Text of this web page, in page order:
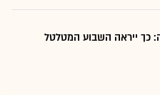
כך ייראה השבוע המטלטל